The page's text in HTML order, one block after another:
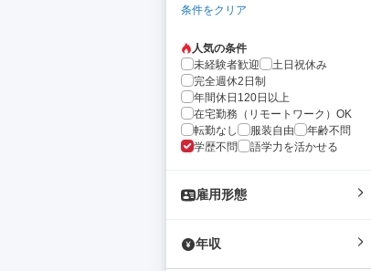
条件をクリア
人気の条件
未経験者歓迎
土日祝休み
完全週休2日制
年間休日120日以上
在宅勤務（リモートワーク）OK
転勤なし
服装自由
年齢不問
学歴不問
語学力を活かせる
雇用形態
年収